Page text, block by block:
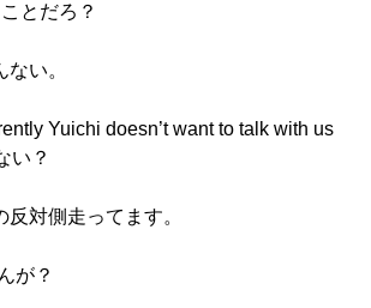
とだろ？
い。
Yuichi doesn’t want to talk with us
い？
反対側走ってます。
が？